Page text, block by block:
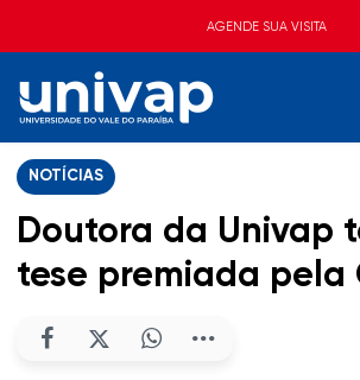
AGENDE SUA VISITA
NOTÍCIAS
Doutora da Univap
tese premiada pela